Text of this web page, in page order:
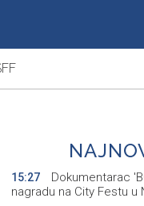
15:27
Dokumentarac
nagradu na City Festu u